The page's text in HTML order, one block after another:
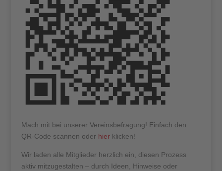
Mach mit bei unserer Vereinsbefragung! Einfach den
QR-Code scannen oder hierklicken!
Wir laden alle Mitglieder herzlich ein, diesen Prozess
aktiv mitzugestalten – durch Ideen, Hinweise oder